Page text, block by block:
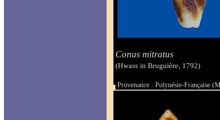
Conus mitratus
(Hwass in Bruguière, 1792)
Provenance : Polynésie-Française
Taille : 24.6 mm